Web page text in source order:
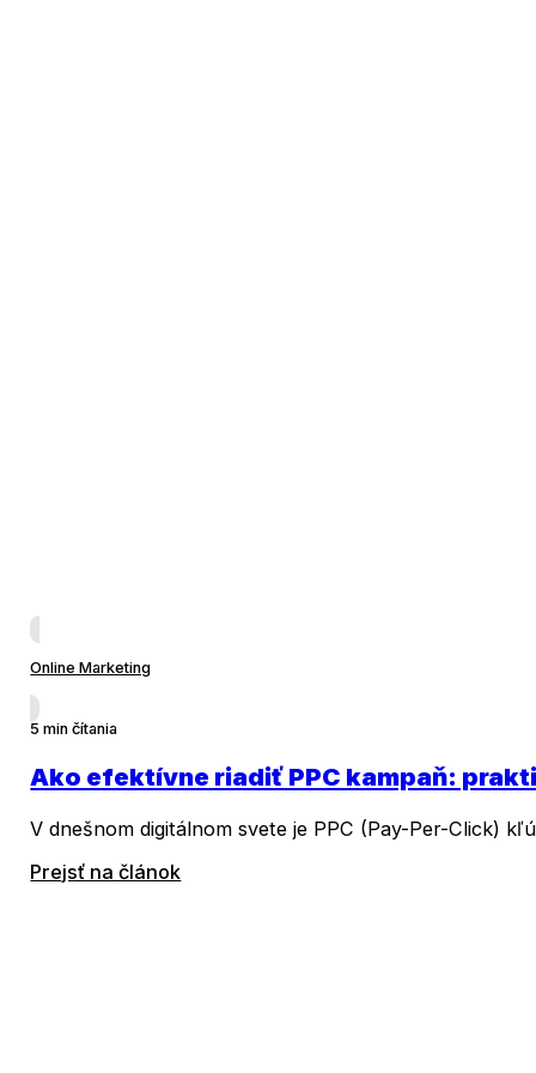
Online Marketing
5 min čítania
Ako efektívne riadiť PPC kampaň:
V dnešnom digitálnom svete je PPC (Pay-Per-Click)
Prejsť na článok